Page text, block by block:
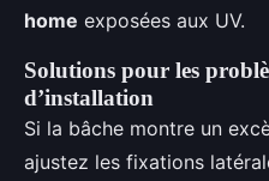
home exposées aux UV.
Solutions pour les
d’installation
Si la bâche montre un
ajustez les fixations